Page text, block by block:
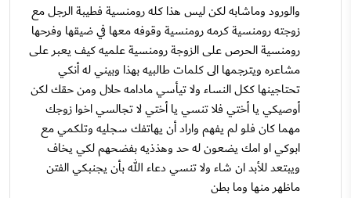
والورود وماشابه لكن ليس هذا كله رومنسية فطيبة الرجل مع
زوجته رومنسية كرمه رومنسية وقوفه معها في ضيقها وفرحها
رومنسية الحرص على الزوجة رومنسية علميه كيف يعبر على
مشاعره ويترجمها الى كلمات طالبيه بهذا وبيني له أنكي
تحتاجينها ككل النساء ولا تيأسي مادامه حلال ومن حقك لكن
أوصيكي يا أختي فلا تنسي يا أختي لا تجالسي اخوا زوجك
مهما كان فلو لم يفهم واراد أن يهاتفك سجليه وتلكمي مع
ابوكي او امك يضعون له حد وهذذيه بفضحهم لكي يخاف
ويبتعد للأبد ان شاء ولا تنسي دعاء الله بأن يجنبكي الفتن
ماظهر منها وما بطن